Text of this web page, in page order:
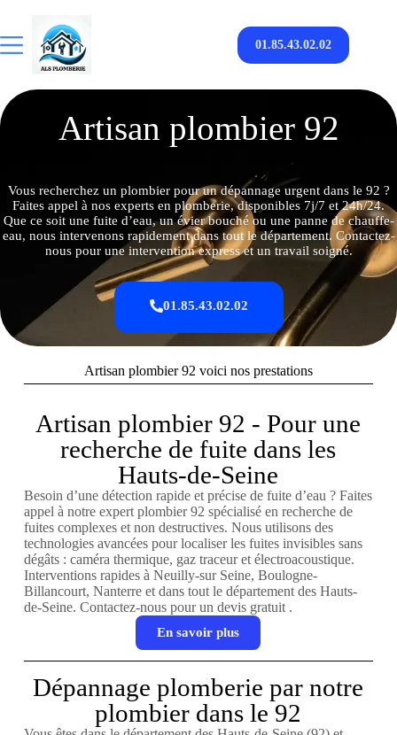
01.85.43.02.02
Artisan plombier 92
Vous recherchez un plombier pour un dépannage urgent dans le 92 ?
Faites appel à nos experts en plomberie, disponibles 7j/7 et 24h/24.
Que ce soit une fuite d’eau, un évier bouché ou une panne de chauffe-
eau, nous intervenons rapidement dans tout le département. Contactez-
nous pour une intervention express et un travail soigné.
01.85.43.02.02
Artisan plombier 92 voici nos prestations
Artisan plombier 92 - Pour une
recherche de fuite dans les
Hauts-de-Seine
Besoin d’une détection rapide et précise de fuite d’eau ? Faites
appel à notre expert plombier 92 spécialisé en recherche de
fuites complexes et non destructives. Nous utilisons des
technologies avancées pour localiser les fuites invisibles sans
dégâts : caméra thermique, gaz traceur et électroacoustique.
Interventions rapides à Neuilly-sur Seine, Boulogne-
Billancourt, Nanterre et dans tout le département des Hauts-
de-Seine. Contactez-nous pour un devis gratuit .
En savoir plus
Dépannage plomberie par notre
plombier dans le 92